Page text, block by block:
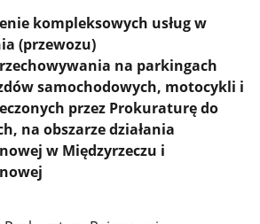
kompleksowych usług w
(przewozu)
na parkingach
samochodowych, motocykli i
przez Prokuraturę do
na obszarze działania
w Międzyrzeczu i